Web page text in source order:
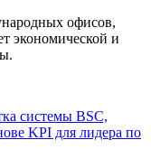
офисов,
экономической и
системы BSC,
KPI для лидера по